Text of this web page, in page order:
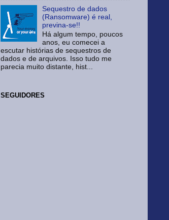
Sequestro de dados
(Ransomware) é real,
previna-se!!
Há algum tempo, poucos
anos, eu comecei a
escutar histórias de sequestros de
dados e de arquivos. Isso tudo me
parecia muito distante, hist...
SEGUIDORES